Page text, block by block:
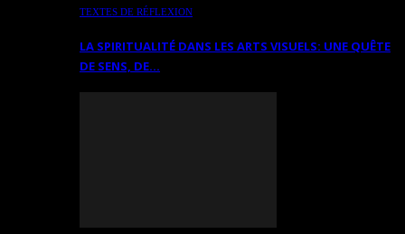
TEXTES DE RÉFLEXION
LA SPIRITUALITÉ DANS LES ARTS VISUELS: UNE QUÊTE
DE SENS, DE…